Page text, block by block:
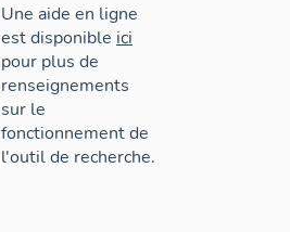
Une aide en ligne
est disponible ici
pour plus de
renseignements
sur le
fonctionnement de
l'outil de recherche.